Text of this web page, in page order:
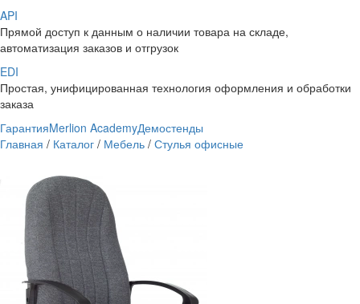
API
Прямой доступ к данным о наличии товара на складе,
автоматизация заказов и отгрузок
EDI
Простая, унифицированная технология оформления и обработки
заказа
ГарантияMerlion AcademyДемостенды
Главная / Каталог / Мебель / Стулья офисные